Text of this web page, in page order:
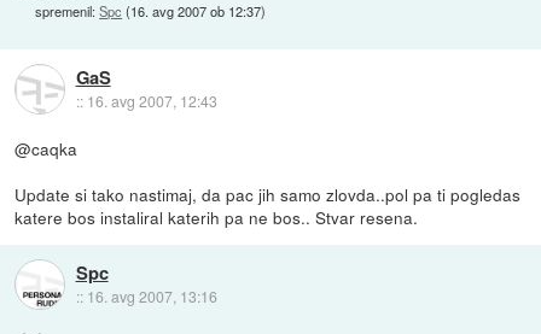
spremenil:Spc (16. avg 2007 ob 12:37)
GaS
:: 16. avg 2007, 12:43
@caqka
Update si tako nastimaj, da pac jih samo zlovda..pol pa ti pogledas
katere bos instaliral katerih pa ne bos.. Stvar resena.
Spc
:: 16. avg 2007, 13:16